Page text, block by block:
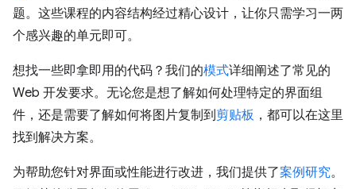
题。这些课程的内容结构经过精心设计，让你只需学习一两
个感兴趣的单元即可。
想找一些即拿即用的代码？我们的模式详细阐述了常见的
Web 开发要求。无论您是想了解如何处理特定的界面组
件，还是需要了解如何将图片复制到剪贴板 ，都可以在这里
找到解决方案。
为帮助您针对界面或性能进行改进，我们提供了案例研究。